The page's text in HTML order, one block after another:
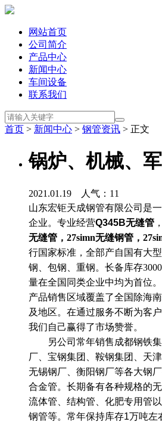
网站首页
公司简介
产品中心
新闻中心
车间设备
联系我们
首页 > 新闻中心 > 钢管资讯 > 正文
锅炉、机械、
2021.01.19 人气： 11
山东宏钜天成钢管有限公司是
企业。专业经营Q345B无缝管 ，
无缝管，27simn无缝钢管，
行国家标准，全部产自国有大
钢、包钢、重钢。长备库存
量在全国同类企业中均为首位
产品销售区域覆盖了全国除海
及地区。在通过服务不断为客
我们自己赢得了市场赞誉。
另公司常年销售成都钢铁集
厂、宝钢集团、鞍钢集团、天
无锡钢厂、衡阳钢厂等各大钢
合金管。长期备有各种规格的
流体管、结构管、化肥专用管
钢管等。常年保持库存1万吨左